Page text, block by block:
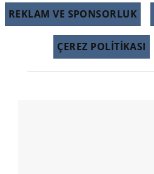
REKLAM VE SPONSORLUK
ÇEREZ POLITIKASI